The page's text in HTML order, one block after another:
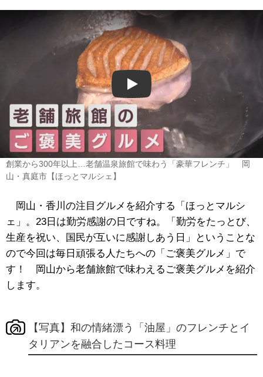
Play
創業から300年以上…老舗温泉旅館で味わう「豪華フレンチ」 岡
山・真庭市【ほっとマルシェ】
岡山・香川の注目グルメを紹介する「ほっとマルシ
ェ」。23日は勤労感謝の日ですね。「勤労をたっとび、
生産を祝い、国民が互いに感謝しあう日」ということな
ので今回は毎日頑張る人たちへの「ご褒美グルメ」で
す！ 岡山から老舗旅館で味わえるご褒美グルメを紹介
します。
【写真】和の情緒漂う「油屋」のフレンチとイ
タリアンを融合したコース料理